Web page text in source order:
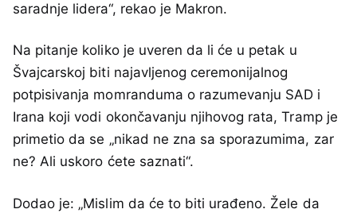
saradnje lidera“, rekao je Makron.
Na pitanje koliko je uveren da li će u petak u
Švajcarskoj biti najavljenog ceremonijalnog
potpisivanja momranduma o razumevanju SAD i
Irana koji vodi okončavanju njihovog rata, Tramp je
primetio da se „nikad ne zna sa sporazumima, zar
ne? Ali uskoro ćete saznati“.
Dodao je: „Mislim da će to biti urađeno. Žele da